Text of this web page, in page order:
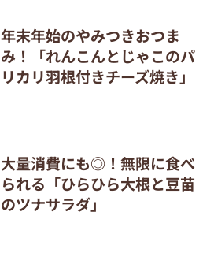
年末年始のやみつきおつま
み！「れんこんとじゃこのパ
リカリ羽根付きチーズ焼き」
大量消費にも◎！無限に食べ
られる「ひらひら大根と豆苗
のツナサラダ」